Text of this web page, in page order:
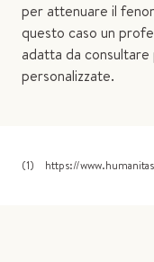
per attenuare il
questo caso un
adatta da
personalizzate.
(1) https://